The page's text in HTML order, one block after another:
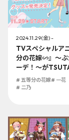
2024.11.29(金) -
TVスペシャルア
分の花嫁∽』～ぶ
ーデ！～が
売決定！24年11月
（金）より開始！
# 五等分の花嫁# 一花
# 二乃